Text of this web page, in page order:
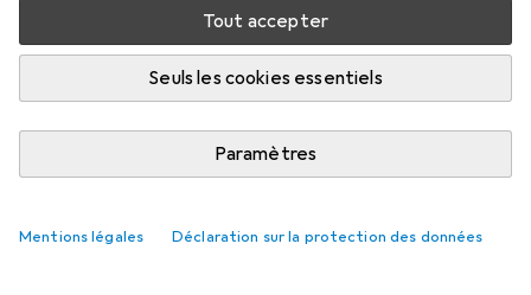
Tout accepter
Seuls les cookies essentiels
Paramètres
Mentions légales Déclaration sur la protection des données
M'informer si le produit est disponible plus tôt
Ajouter au panier
Livraison gratuite à partir de 39,–